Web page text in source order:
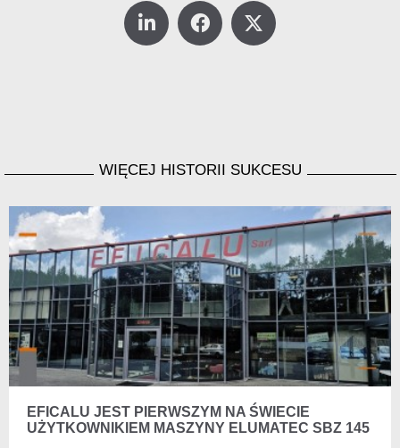
WIĘCEJ HISTORII SUKCESU
EFICALU JEST PIERWSZYM NA ŚWIECIE
UŻYTKOWNIKIEM MASZYNY ELUMATEC SBZ 145